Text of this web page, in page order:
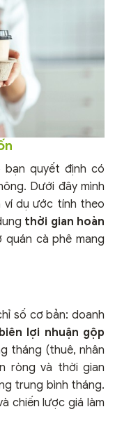
bạn quyết định có
Dưới đây mình
dụ ước tính theo
thời gian hoàn
quán cà phê mang
số cơ bản: doanh
biên lợi nhuận gộp
tháng (thuê, nhân
ròng và thời gian
trung bình tháng.
chiến lược giá làm